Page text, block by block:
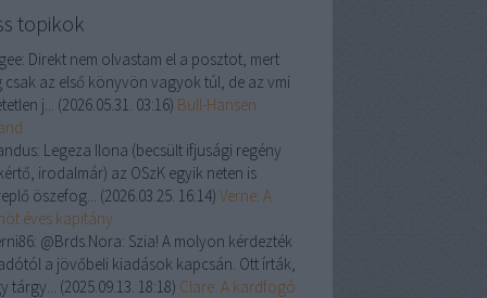
topikok
Direkt nem olvastam el a posztot, mert
csak az első könyvön vagyok túl, de az vmi
j... (2026.05.31. 03:16) Bull-Hansen:
Legeza Ilona (becsült ifjusági regény
irodalmár) az OSzK egyik neten is
öszefog... (2026.03.25. 16:14) Verne: A
éves kapitány
@Brds.Nora: Szia! A molyon kérdezték
a jövőbeli kiadások kapcsán. Ott írták,
tárgy... (2025.09.13. 18:18) Clare: A kardfogó